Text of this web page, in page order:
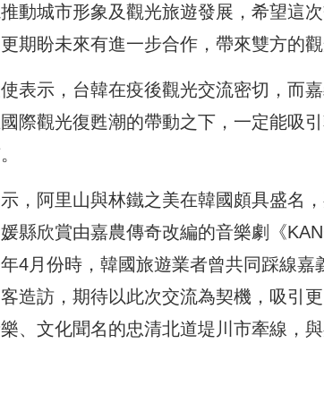
動城市形象及觀光旅遊發展，希望這
期盼未來有進一步合作，帶來雙方的觀
表示，台韓在疫後觀光交流密切，而嘉
際觀光復甦潮的帶動之下，一定能吸
，阿里山與林鐵之美在韓國頗具盛名
縣欣賞由嘉農傳奇改編的音樂劇《
4月份時，韓國旅遊業者曾共同踩線嘉
造訪，期待以此次交流為契機，吸引
、文化聞名的忠清北道堤川市牽線，